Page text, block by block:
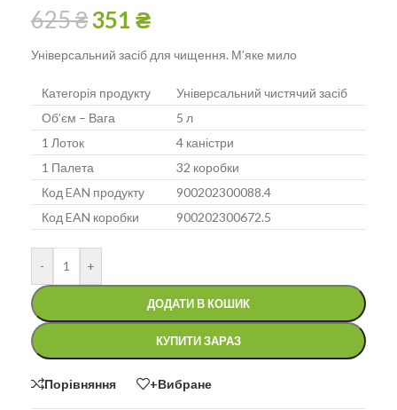
625₴351 ₴
Універсальний засіб для чищення. М’яке мило
Категорія продукту
Універсальний чистячий засіб
Об’єм – Вага
5 л
1 Лоток
4 каністри
1 Палета
32 коробки
Код EAN продукту
900202300088.4
Код EAN коробки
900202300672.5
- +
ДОДАТИ В КОШИК
КУПИТИ ЗАРАЗ
Порівняння +Вибране